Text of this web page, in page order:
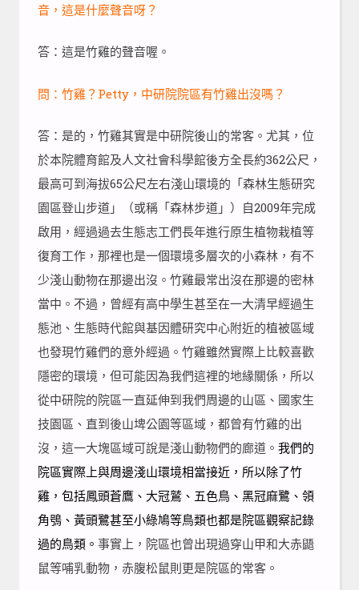
音，這是什麼聲音呀？
答：這是竹雞的聲音喔。
問：竹雞？Petty，中研院院區有竹雞出沒嗎？
答：是的，竹雞其實是中研院後山的常客。尤其，位
於本院體育館及人文社會科學館後方全長約362公尺，
最高可到海拔65公尺左右淺山環境的「森林生態研究
園區登山步道」（或稱「森林步道」）自2009年完成
啟用，經過過去生態志工們長年進行原生植物栽植等
復育工作，那裡也是一個環境多層次的小森林，有不
少淺山動物在那邊出沒。竹雞最常出沒在那邊的密林
當中。不過，曾經有高中學生甚至在一大清早經過生
態池、生態時代館與基因體研究中心附近的植被區域
也發現竹雞們的意外經過。竹雞雖然實際上比較喜歡
隱密的環境，但可能因為我們這裡的地緣關係，所以
從中研院的院區一直延伸到我們周邊的山區、國家生
技園區、直到後山埤公園等區域，都曾有竹雞的出
沒，這一大塊區域可說是淺山動物們的廊道。 我們的
院區實際上與周邊淺山環境相當接近，所以除了竹
雞，包括鳳頭蒼鷹、大冠鷲、五色鳥、黑冠麻鷺、領
角鴞、黃頭鷺甚至小綠鳩等鳥類也都是院區觀察記錄
過的鳥類。 事實上，院區也曾出現過穿山甲和大赤鼯
鼠等哺乳動物，赤腹松鼠則更是院區的常客。